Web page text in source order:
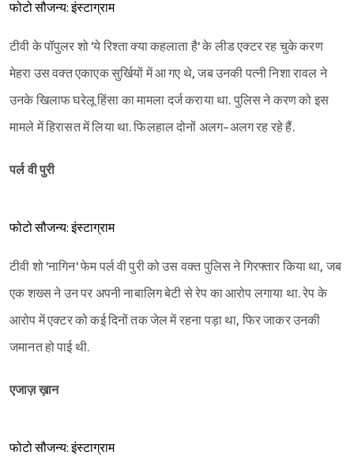
फोटो सौजन्य: इंस्टाग्राम
टीवी के पॉपुलर शो 'ये रिश्ता क्या कहलाता है' के लीड एक्टर रह चुके करण
मेहरा उस वक्त एकाएक सुर्खियों में आ गए थे, जब उनकी पत्नी निशा रावल ने
उनके खिलाफ घरेलू हिंसा का मामला दर्ज कराया था. पुलिस ने करण को इस
मामले में हिरासत में लिया था. फिलहाल दोनों अलग-अलग रह रहे हैं.
पर्ल वी पुरी
फोटो सौजन्य: इंस्टाग्राम
टीवी शो 'नागिन' फेम पर्ल वी पुरी को उस वक्त पुलिस ने गिरफ्तार किया था, जब
एक शख्स ने उन पर अपनी नाबालिग बेटी से रेप का आरोप लगाया था. रेप के
आरोप में एक्टर को कई दिनों तक जेल में रहना पड़ा था, फिर जाकर उनकी
जमानत हो पाई थी.
एजाज़ ख़ान
फोटो सौजन्य: इंस्टाग्राम